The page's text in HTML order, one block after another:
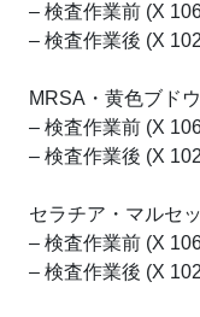
– 検査作業前 (X
– 検査作業後 (X
MRSA・黄色ブド
– 検査作業前 (X
– 検査作業後 (X
セラチア・マルセ
– 検査作業前 (X
– 検査作業後 (X